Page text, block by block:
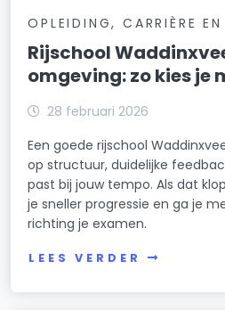
OPLEIDING, CARRIÈRE EN
Rijschool
omgeving: zo kies je
28 februari 2026
Een goede rijschool
op structuur, duidelijke
past bij jouw tempo. Als dat
je sneller progressie en ga je
richting je examen.
LEES VERDER